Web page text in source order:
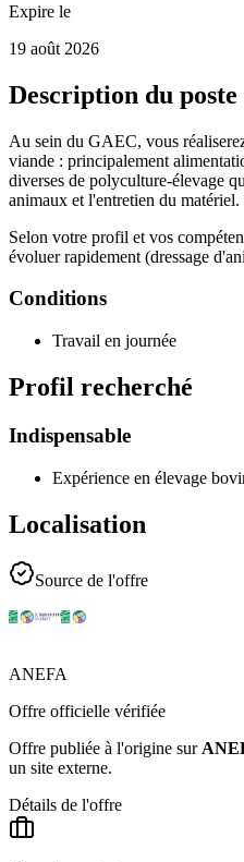
Expire le
19 août 2026
Description du poste
Au sein du GAEC, vous
viande : principalement
diverses de polyculture-élevage
animaux et l'entretien du matériel.
Selon votre profil et vos
évoluer rapidement (dressage
Conditions
Travail en journée
Profil recherché
Indispensable
Expérience en élevage
Localisation
Source de l'offre
ANEFA
Offre officielle vérifiée
Offre publiée à l'origine sur
un site externe.
Détails de l'offre